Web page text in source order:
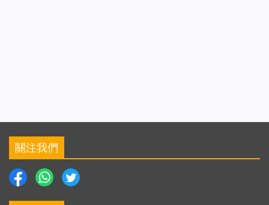
關注我們